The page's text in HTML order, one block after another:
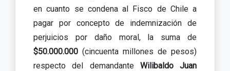
en cuanto se condena al Fisco de Chile a
pagar por concepto de indemnización de
perjuicios por daño moral, la suma de
$50.000.000 (cincuenta millones de pesos)
respecto del demandante Wilibaldo Juan